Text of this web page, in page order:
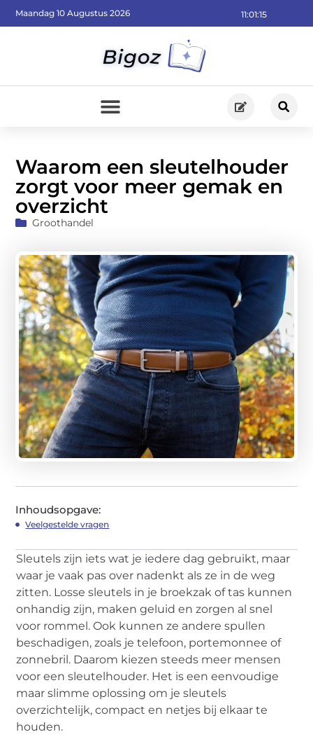
11:01:17
Maandag 10 Augustus 2026
Waarom een sleutelhouder
zorgt voor meer gemak en
overzicht
Groothandel
Inhoudsopgave:
Veelgestelde vragen
Sleutels zijn iets wat je iedere dag gebruikt, maar
waar je vaak pas over nadenkt als ze in de weg
zitten. Losse sleutels in je broekzak of tas kunnen
onhandig zijn, maken geluid en zorgen al snel
voor rommel. Ook kunnen ze andere spullen
beschadigen, zoals je telefoon, portemonnee of
zonnebril. Daarom kiezen steeds meer mensen
voor een sleutelhouder. Het is een eenvoudige
maar slimme oplossing om je sleutels
overzichtelijk, compact en netjes bij elkaar te
houden.